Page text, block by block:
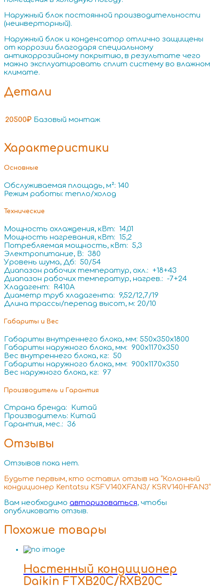
Наружный блок постоянной производительности
(неинверторный).
Наружный блок и конденсатор отлично защищены
от коррозии благодаря специальному
антикоррозийному покрытию, в результате чего
можно эксплуатировать сплит систему во влажном
климате.
Детали
20500₽ Базовый монтаж
Характеристики
Основные
Обслуживаемая площадь, м²: 140
Режим работы: тепло/холод
Технические
Мощность охлаждения, кВт: 14,01
Мощность нагревания, кВт: 15,2
Потребляемая мощность, кВт: 5,3
Электропитание, В: 380
Уровень шума, Дб: 50/54
Диапазон рабочих температур, охл.: +18+43
Диапазон рабочих температур, нагрев.: -7+24
Хладагент: R410A
Диаметр труб хладагента: 9,52/12,7/19
Длина трассы/перепад высот, м: 20/10
Габариты и Вес
Габариты внутреннего блока, мм: 550x350x1800
Габариты наружного блока, мм: 900x1170x350
Вес внутреннего блока, кг: 50
Габариты наружного блока, мм: 900x1170x350
Вес наружного блока, кг: 97
Производитель и Гарантия
Страна бренда: Китай
Производитель: Китай
Гарантия, мес.: 36
Отзывы
Отзывов пока нет.
Будьте первым, кто оставил отзыв на “Колонный
кондиционер Kentatsu KSFV140XFAN3/ KSRV140HFAN3”
Вам необходимо авторизоваться, чтобы
опубликовать отзыв.
Похожие товары
Настенный кондиционер
Daikin FTXB20C/RXB20C